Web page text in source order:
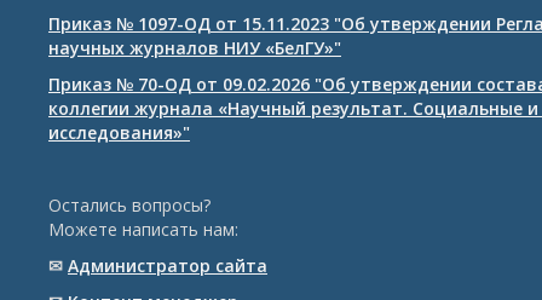
Приказ № 1097-ОД от 15.11.2023 "Об утверждении
научных журналов НИУ «БелГУ»"
Приказ № 70-ОД от 09.02.2026 "Об утверждении
коллегии журнала «Научный результат. Социальные
исследования»"
Остались вопросы?
Можете написать нам:
✉ Администратор сайта